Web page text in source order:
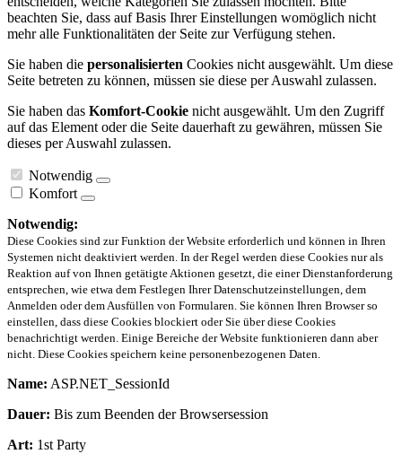
beachten Sie, dass auf Basis Ihrer Einstellungen womöglich nicht
mehr alle Funktionalitäten der Seite zur Verfügung stehen.
Sie haben die personalisierten Cookies nicht ausgewählt. Um diese
Seite betreten zu können, müssen sie diese per Auswahl zulassen.
Sie haben das Komfort-Cookie nicht ausgewählt. Um den Zugriff
auf das Element oder die Seite dauerhaft zu gewähren, müssen Sie
dieses per Auswahl zulassen.
Notwendig
Komfort
Notwendig:
Diese Cookies sind zur Funktion der Website erforderlich und können in Ihren
Systemen nicht deaktiviert werden. In der Regel werden diese Cookies nur als
Reaktion auf von Ihnen getätigte Aktionen gesetzt, die einer Dienstanforderung
entsprechen, wie etwa dem Festlegen Ihrer Datenschutzeinstellungen, dem
Anmelden oder dem Ausfüllen von Formularen. Sie können Ihren Browser so
einstellen, dass diese Cookies blockiert oder Sie über diese Cookies
benachrichtigt werden. Einige Bereiche der Website funktionieren dann aber
nicht. Diese Cookies speichern keine personenbezogenen Daten.
Name: ASP.NET_SessionId
Dauer: Bis zum Beenden der Browsersession
Art: 1st Party